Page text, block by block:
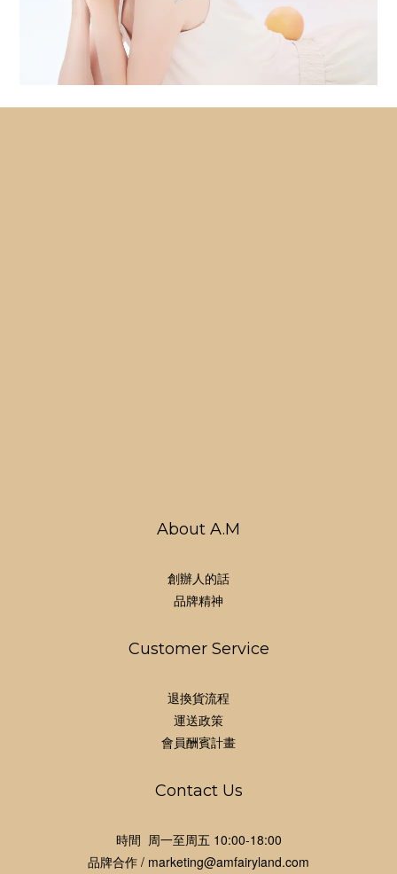
About A.M
創辦人的話
品牌精神
Customer Service
退換貨流程
運送政策
會員酬賓計畫
Contact Us
時間 周一至周五 10:00-18:00
品牌合作 / marketing@amfairyland.com